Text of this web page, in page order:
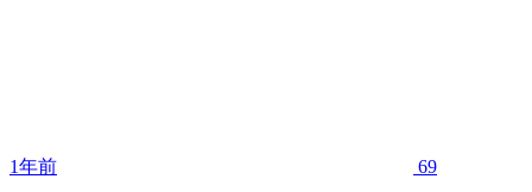
1年前 69